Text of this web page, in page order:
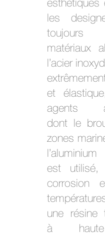
les
matériaux
l’acier
et
agents
dont le
zones
est
corrosion
une résine
à haute